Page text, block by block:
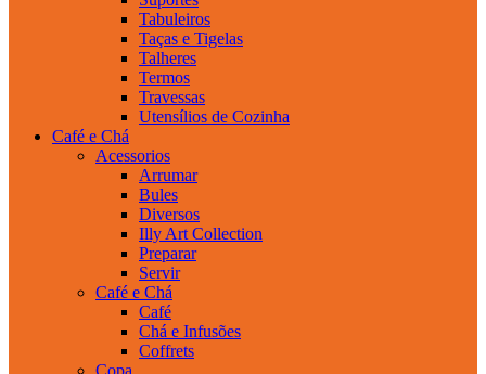
Tabuleiros
Taças e Tigelas
Talheres
Termos
Travessas
Utensílios de Cozinha
Café e Chá
Acessorios
Arrumar
Bules
Diversos
Illy Art Collection
Preparar
Servir
Café e Chá
Café
Chá e Infusões
Coffrets
Copa